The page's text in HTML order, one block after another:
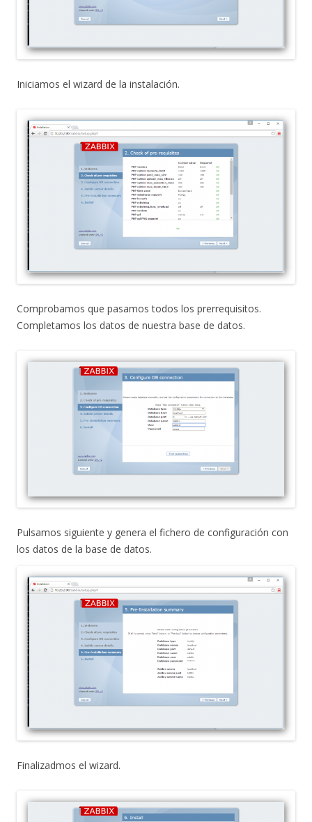
Iniciamos el wizard de la instalación.
Comprobamos que pasamos todos los prerrequisitos.
Completamos los datos de nuestra base de datos.
Pulsamos siguiente y genera el fichero de configuración con
los datos de la base de datos.
Finalizadmos el wizard.